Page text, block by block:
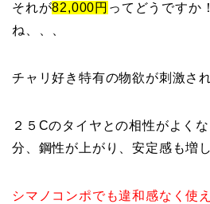
それが82,000円 ってどうですか
ね、、、
チャリ好き特有の物欲が刺激さ
２５Cのタイヤとの相性がよく
分、鋼性が上がり、安定感も増
シマノコンポでも違和感なく使